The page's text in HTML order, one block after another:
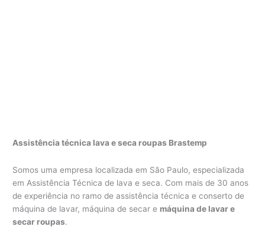
Assistência técnica lava e seca roupas Brastemp
Somos uma empresa localizada em São Paulo, especializada
em Assistência Técnica de lava e seca. Com mais de 30 anos
de experiência no ramo de assistência técnica e conserto de
máquina de lavar, máquina de secar e máquina de lavar e
secar roupas.